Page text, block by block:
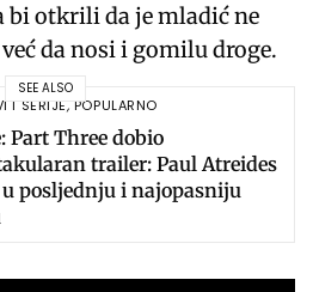
bi otkrili da je mladić ne
da nosi i gomilu droge.
SEE ALSO
I SERIJE, POPULARNO
Part Three dobio
trailer: Paul Atreides
posljednju i najopasniju